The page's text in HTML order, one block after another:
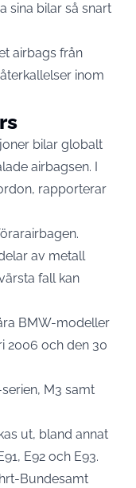
sina bilar så snart
airbags från
inom
bilar globalt
airbagsen. I
rapporterar
av metall
fall kan
BMW-modeller
2006 och den 30
M3 samt
ut, bland annat
E92 och E93.
Bundesamt